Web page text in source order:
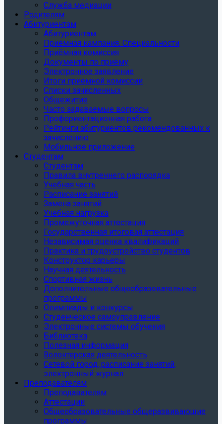
Служба медиации
Родителям
Абитуриентам
Абитуриентам
Приёмная кампания. Специальности
Приёмная комиссия
Документы по приёму
Электронное заявление
Итоги приёмной комиссии
Списки зачисленных
Общежитие
Часто задаваемые вопросы
Профориентационная работа
Рейтинги абитуриентов рекомендованных к
зачислению
Мобильное приложение
Студентам
Студентам
Правила внутреннего распорядка
Учебная часть
Расписание занятий
Замена занятий
Учебная нагрузка
Промежуточная аттестация
Государственная итоговая аттестация
Независимая оценка квалификаций
Практика и трудоустройство студентов
Конструктор карьеры
Научная деятельность
Спортивная жизнь
Дополнительные общеобразовательные
программы
Олимпиады и конкурсы
Студенческое самоуправление
Электронные системы обучения
Библиотека
Полезная информация
Волонтерская деятельность
Сетевой город, расписание занятий,
электронный журнал
Преподавателям
Преподавателям
Аттестации
Общеобразовательные общеразвивающие
программы